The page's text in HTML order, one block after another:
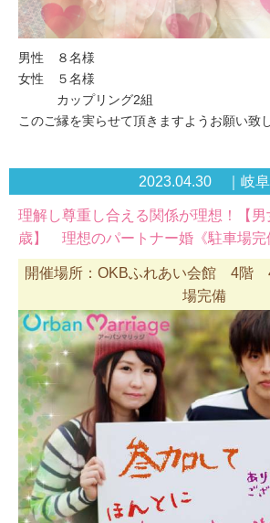
男性 ８名様
女性 ５名様
カップリング2組
このご縁を実らせて頂きますようお願い致
2023.04.30 ｜岐阜
理解し尊重し合える関係が理想！【
歳】 理想のパートナー婚《駐車場完
開催場所：OKBふれあい会館 4
場完備